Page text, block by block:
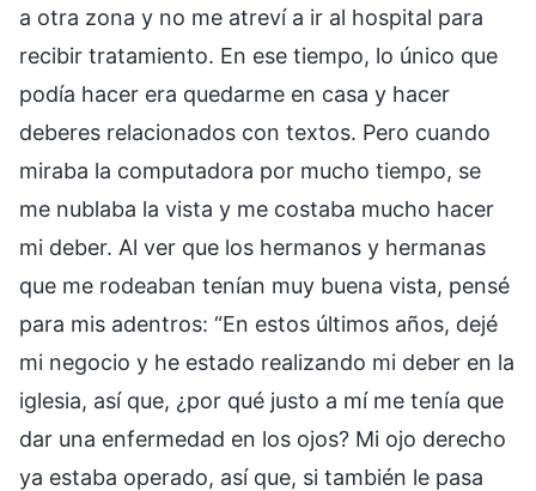
a otra zona y no me atreví a ir al hospital para
recibir tratamiento. En ese tiempo, lo único que
podía hacer era quedarme en casa y hacer
deberes relacionados con textos. Pero cuando
miraba la computadora por mucho tiempo, se
me nublaba la vista y me costaba mucho hacer
mi deber. Al ver que los hermanos y hermanas
que me rodeaban tenían muy buena vista, pensé
para mis adentros: “En estos últimos años, dejé
mi negocio y he estado realizando mi deber en la
iglesia, así que, ¿por qué justo a mí me tenía que
dar una enfermedad en los ojos? Mi ojo derecho
ya estaba operado, así que, si también le pasa